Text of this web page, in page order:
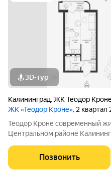
3D-тур
Калининград,ЖК Теодор Кроне
ЖК «Теодор Кроне», 2 квартал
Теодор Кроне современный жилой квартал класса комфорт+ в
Центральном районе
тех, кто ценит качество,
со всем необходимым. 99%
Позвонить